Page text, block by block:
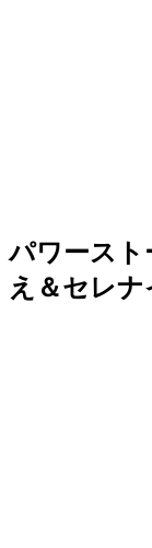
パワース
え＆セレ